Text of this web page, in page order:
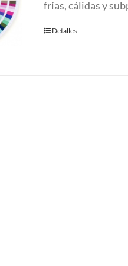
58.00 €.
frías, cálidas y
Detalles